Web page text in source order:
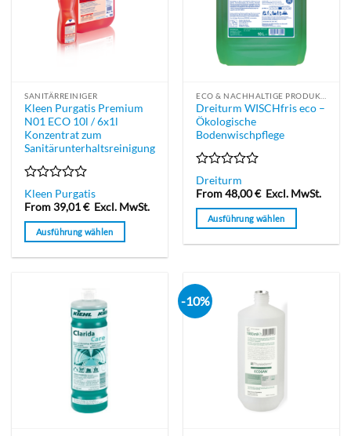
SANITÄRREINIGER
Kleen Purgatis Premium
N01 ECO 10l / 6x1l
Konzentrat zum
Sanitärunterhaltsreinigung
Bewertet
mit
0
von
5
Kleen Purgatis
From39,01€ Excl. MwSt.
Ausführung wählen
Varianten
Dreiturm WISCHfris eco –
Ökologische
Bodenwischpflege
Bewertet
mit
0
von
5
Dreiturm
From48,00€ Excl. MwSt.
Ausführung wählen
mehrere
Varianten
auf.
-10%